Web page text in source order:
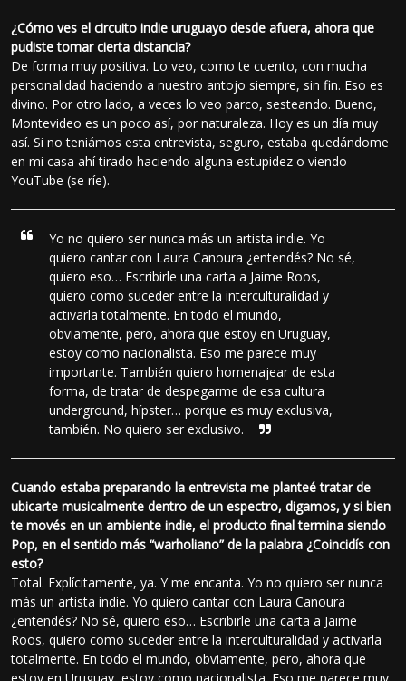
¿Cómo ves el circuito indie uruguayo desde afuera, ahora que
pudiste tomar cierta distancia?
De forma muy positiva. Lo veo, como te cuento, con mucha
personalidad haciendo a nuestro antojo siempre, sin fin. Eso es
divino. Por otro lado, a veces lo veo parco, sesteando. Bueno,
Montevideo es un poco así, por naturaleza. Hoy es un día muy
así. Si no teniámos esta entrevista, seguro, estaba quedándome
en mi casa ahí tirado haciendo alguna estupidez o viendo
YouTube (se ríe).
Yo no quiero ser nunca más un artista indie. Yo
quiero cantar con Laura Canoura ¿entendés? No sé,
quiero eso… Escribirle una carta a Jaime Roos,
quiero como suceder entre la interculturalidad y
activarla totalmente. En todo el mundo,
obviamente, pero, ahora que estoy en Uruguay,
estoy como nacionalista. Eso me parece muy
importante. También quiero homenajear de esta
forma, de tratar de despegarme de esa cultura
underground, hípster… porque es muy exclusiva,
también. No quiero ser exclusivo.
Cuando estaba preparando la entrevista me planteé tratar de
ubicarte musicalmente dentro de un espectro, digamos, y si bien
te movés en un ambiente indie, el producto final termina siendo
Pop, en el sentido más “warholiano” de la palabra ¿Coincidís con
esto?
Total. Explícitamente, ya. Y me encanta. Yo no quiero ser nunca
más un artista indie. Yo quiero cantar con Laura Canoura
¿entendés? No sé, quiero eso… Escribirle una carta a Jaime
Roos, quiero como suceder entre la interculturalidad y activarla
totalmente. En todo el mundo, obviamente, pero, ahora que